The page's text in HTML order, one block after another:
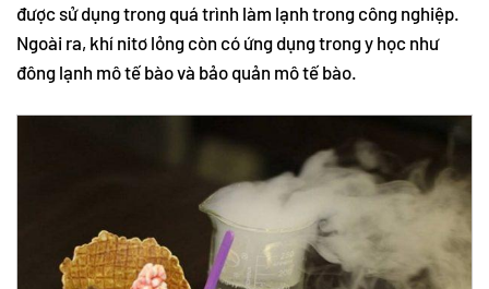
được sử dụng trong quá trình làm lạnh trong công nghiệp.
Ngoài ra, khí nitơ lỏng còn có ứng dụng trong y học như
đông lạnh mô tế bào và bảo quản mô tế bào.